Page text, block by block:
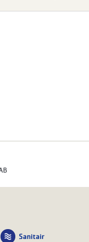
Sanitair